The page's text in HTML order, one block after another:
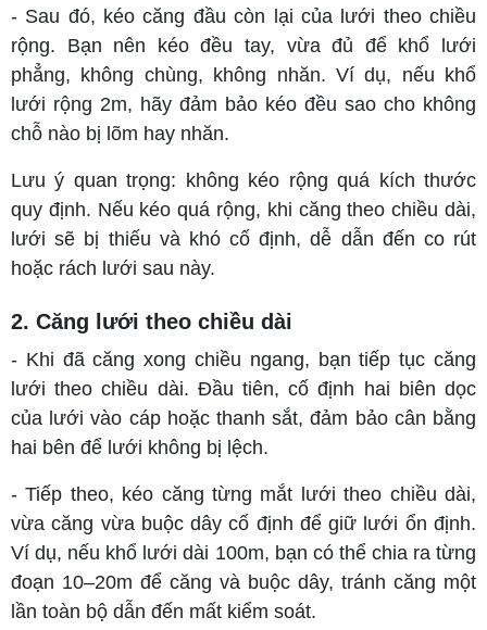
- Sau đó, kéo căng đầu còn lại của lưới theo chiều
rộng. Bạn nên kéo đều tay, vừa đủ để khổ lưới
phẳng, không chùng, không nhăn. Ví dụ, nếu khổ
lưới rộng 2m, hãy đảm bảo kéo đều sao cho không
chỗ nào bị lõm hay nhăn.
Lưu ý quan trọng: không kéo rộng quá kích thước
quy định. Nếu kéo quá rộng, khi căng theo chiều dài,
lưới sẽ bị thiếu và khó cố định, dễ dẫn đến co rút
hoặc rách lưới sau này.
2. Căng lưới theo chiều dài
- Khi đã căng xong chiều ngang, bạn tiếp tục căng
lưới theo chiều dài. Đầu tiên, cố định hai biên dọc
của lưới vào cáp hoặc thanh sắt, đảm bảo cân bằng
hai bên để lưới không bị lệch.
- Tiếp theo, kéo căng từng mắt lưới theo chiều dài,
vừa căng vừa buộc dây cố định để giữ lưới ổn định.
Ví dụ, nếu khổ lưới dài 100m, bạn có thể chia ra từng
đoạn 10–20m để căng và buộc dây, tránh căng một
lần toàn bộ dẫn đến mất kiểm soát.